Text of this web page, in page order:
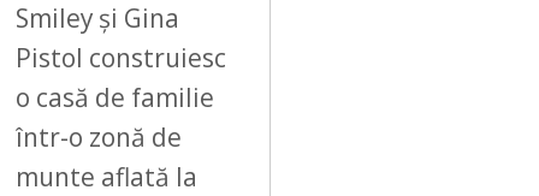
Smiley și Gina
Pistol construiesc
o casă de familie
într-o zonă de
munte aflată la